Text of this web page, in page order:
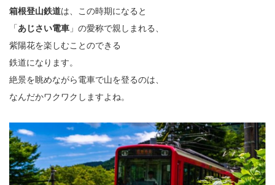
箱根登山鉄道は、この時期になると
「あじさい電車 」の愛称で親しまれる、
紫陽花を楽しむことのできる
鉄道になります。
絶景を眺めながら電車で山を登るのは、
なんだかワクワクしますよね。